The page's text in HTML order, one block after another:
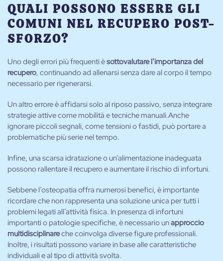
QUALI POSSONO ESSERE GLI
COMUNI NEL RECUPERO POST-
SFORZO?
Uno degli errori più frequenti èsottovalutare l’importanza del
recupero, continuando ad allenarsi senza dare al corpo il tempo
necessario per rigenerarsi.
Un altro errore è affidarsi solo al riposo passivo, senza integrare
strategie attive come mobilità e tecniche manuali.Anche
ignorare piccoli segnali, come tensioni o fastidi, può portare a
problematiche più serie nel tempo.
Infine, una scarsa idratazione o un’alimentazione inadeguata
possono rallentare il recupero e aumentare il rischio di infortuni.
Sebbene l’osteopatia offra numerosi benefici, è importante
ricordare che non rappresenta una soluzione unica per tutti i
problemi legati all’attività fisica. In presenza di infortuni
importanti o patologie specifiche, è necessario unapproccio
multidisciplinareche coinvolga diverse figure professionali.
Inoltre, i risultati possono variare in base alle caratteristiche
individuali e al tipo di attività svolta.